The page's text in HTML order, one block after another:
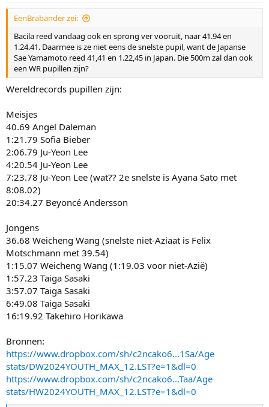
en past ze mooi in het rijtje met Joep Wennemars, Pien Hersman en
Hana Noake.
:
EenBrabander zei:
Bacila reed vandaag ook en sprong ver vooruit, naar 41.94 en
1.24.41. Daarmee is ze niet eens de snelste pupil, want de Japanse
Sae Yamamoto reed 41,41 en 1.22,45 in Japan. Die 500m zal dan ook
een WR pupillen zijn?
Wereldrecords pupillen zijn:
Meisjes
40.69 Angel Daleman
1:21.79 Sofia Bieber
2:06.79 Ju-Yeon Lee
4:20.54 Ju-Yeon Lee
7:23.78 Ju-Yeon Lee (wat?? 2e snelste is Ayana Sato met
8:08.02)
20:34.27 Beyoncé Andersson
Jongens
36.68 Weicheng Wang (snelste niet-Aziaat is Felix
Motschmann met 39.54)
1:15.07 Weicheng Wang (1:19.03 voor niet-Azië)
1:57.23 Taiga Sasaki
3:57.07 Taiga Sasaki
6:49.08 Taiga Sasaki
16:19.92 Takehiro Horikawa
Bronnen:
https://www.dropbox.com/sh/c2ncako6...1Sa/Age
stats/DW2024YOUTH_MAX_12.LST?e=1&dl=0
https://www.dropbox.com/sh/c2ncako6...Taa/Age
stats/HW2024YOUTH_MAX_12.LST?e=1&dl=0